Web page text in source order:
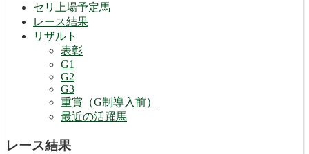
セリ上場予定馬
レース結果
リザルト
表彰
G1
G2
G3
重賞（G制導入前）
最近の活躍馬
レース結果